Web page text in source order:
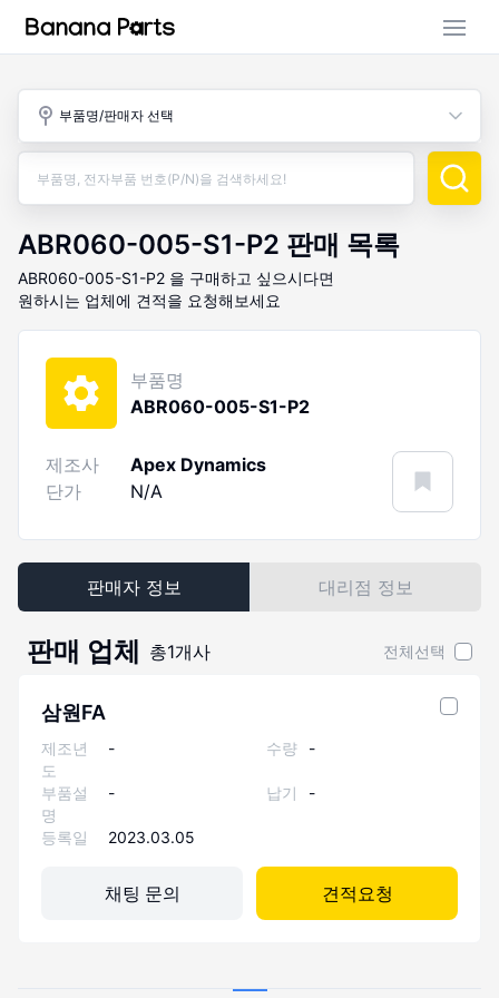
부품명/판매자 선택
ABR060-005-S1-P2 판매 목록
ABR060-005-S1-P2 을 구매하고 싶으시다면
원하시는 업체에 견적을 요청해보세요
부품명
ABR060-005-S1-P2
제조사
Apex Dynamics
단가
N/A
판매자 정보 대리점 정보
판매 업체 총1개사 전체선택
삼원FA
제조년
도
- 수량 -
부품설
명
- 납기 -
등록일 2023.03.05
채팅 문의 견적요청